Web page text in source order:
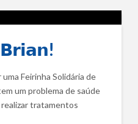
Feirinha Solidária de
um problema de saúde
tratamentos